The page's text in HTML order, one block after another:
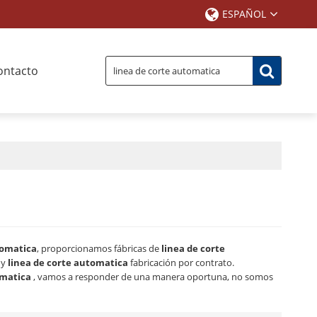
ESPAÑOL
, proporcionamos fábricas de linea de corte
linea de corte automatica fabricación por contrato.
, vamos a responder de una manera oportuna, no somos